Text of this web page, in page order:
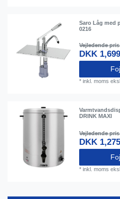
Saro Låg med
0216
Vejledende
DKK
*inkl. moms
DRINK MAXI
Vejledende
DKK
*inkl. moms